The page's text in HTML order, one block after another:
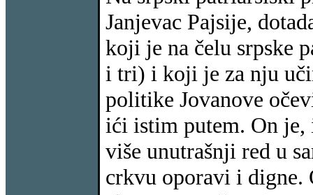
Janjevac Pajsije,
koji je na čelu srpske
i tri) i koji je za nju
politike Jovanove
ići istim putem. On
više unutrašnji red u
crkvu oporavi i digne.